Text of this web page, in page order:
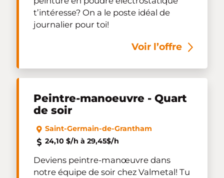
t’intéresse? On a le poste idéal de
journalier pour toi!
Voir l’offre
Peintre-manoeuvre - Quart
de soir
Saint-Germain-de-Grantham
24,10 $/h à 29,45$/h
Deviens peintre-manœuvre dans
notre équipe de soir chez Valmetal! Tu